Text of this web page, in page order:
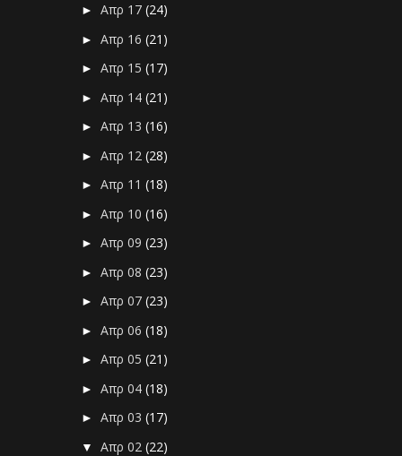
►Απρ 17(24)
►Απρ 16(21)
►Απρ 15(17)
►Απρ 14(21)
►Απρ 13(16)
►Απρ 12(28)
►Απρ 11(18)
►Απρ 10(16)
►Απρ 09(23)
►Απρ 08(23)
►Απρ 07(23)
►Απρ 06(18)
►Απρ 05(21)
►Απρ 04(18)
►Απρ 03(17)
▼Απρ 02(22)